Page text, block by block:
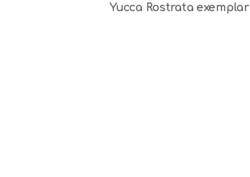
Yucca Rostrata exemplar